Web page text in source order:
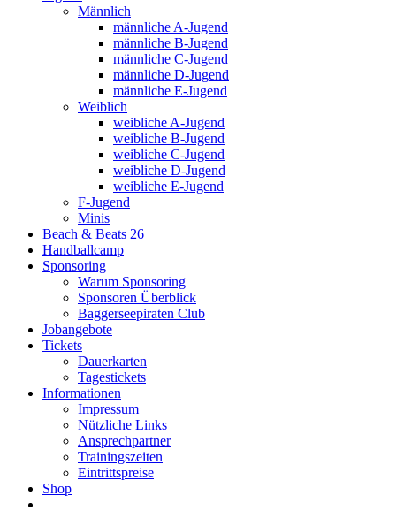
Männlich
männliche A-Jugend
männliche B-Jugend
männliche C-Jugend
männliche D-Jugend
männliche E-Jugend
Weiblich
weibliche A-Jugend
weibliche B-Jugend
weibliche C-Jugend
weibliche D-Jugend
weibliche E-Jugend
F-Jugend
Minis
Beach & Beats 26
Handballcamp
Sponsoring
Warum Sponsoring
Sponsoren Überblick
Baggerseepiraten Club
Jobangebote
Tickets
Dauerkarten
Tagestickets
Informationen
Impressum
Nützliche Links
Ansprechpartner
Trainingszeiten
Eintrittspreise
Shop